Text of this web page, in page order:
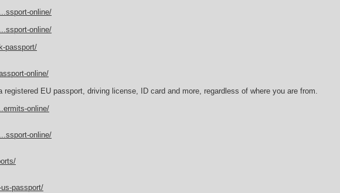
online/
online/
passport/
online/
EU passport, driving license, ID card and more, regardless of where you are from.
online/
online/
passport/